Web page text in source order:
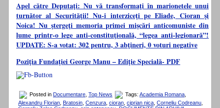
Apel către Deputaţi: Nu vă transformaţi în marionetele unui
turnător al Securităţii! Nu-i interziceţi pe Eliade, Cioran şi
Noica! Nu ştergeţi memoria primei mişcări anticomuniste din
lume printr-o lege anti-constituţională, “legea anti-legionară”!
UPDATE: S-a votat: 302 pentru, 3 abţineri, 0 voturi negative
Poziţia Fundaţiei George Manu – Ediţie Specială- PDF
Posted in Documentare Top News Tags: Academia Romana
Alexandru Florian
Bratosin Cenzura cioran ciprian nica Corneliu Codreanu